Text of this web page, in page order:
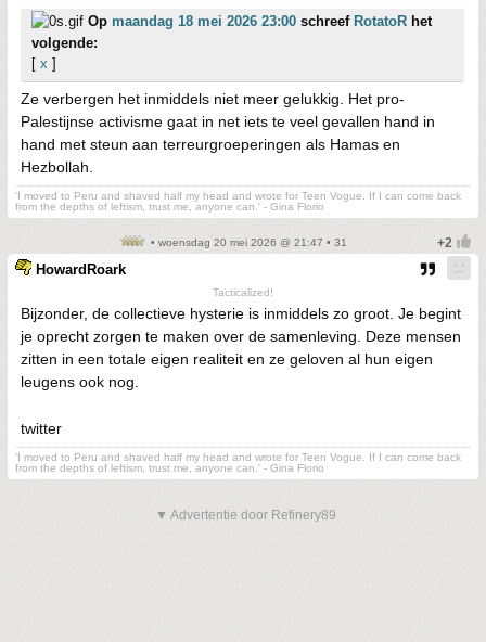
Op maandag 18 mei 2026 23:00 schreef RotatoR het
volgende:
[ x ]
Ze verbergen het inmiddels niet meer gelukkig. Het pro-
Palestijnse activisme gaat in net iets te veel gevallen hand in
hand met steun aan terreurgroeperingen als Hamas en
Hezbollah.
'I moved to Peru and shaved half my head and wrote for Teen Vogue. If I can come back
from the depths of leftism, trust me, anyone can.' - Gina Florio
• woensdag 20 mei 2026 @ 21:47 • 31
HowardRoark
Tacticalized!
Bijzonder, de collectieve hysterie is inmiddels zo groot. Je begint
je oprecht zorgen te maken over de samenleving. Deze mensen
zitten in een totale eigen realiteit en ze geloven al hun eigen
leugens ook nog.
twitter
'I moved to Peru and shaved half my head and wrote for Teen Vogue. If I can come back
from the depths of leftism, trust me, anyone can.' - Gina Florio
▼ Advertentie door Refinery89